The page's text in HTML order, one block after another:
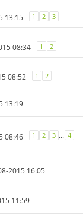
13:15 1 2 3
08:34 1 2
08:52 1 2
13:19
08:46 1 2 3 ... 4
2015 16:05
11:59